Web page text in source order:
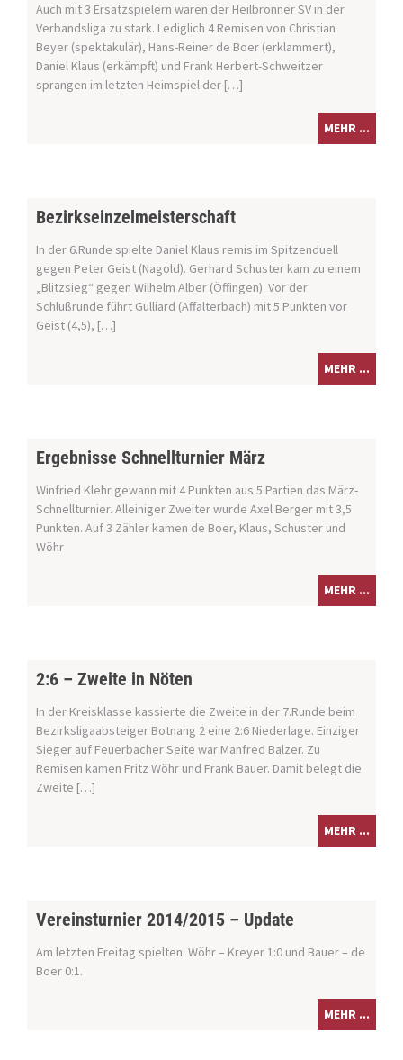
Auch mit 3 Ersatzspielern waren der Heilbronner SV in der
Verbandsliga zu stark. Lediglich 4 Remisen von Christian
Beyer (spektakulär), Hans-Reiner de Boer (erklammert),
Daniel Klaus (erkämpft) und Frank Herbert-Schweitzer
sprangen im letzten Heimspiel der […]
MEHR ...
Bezirkseinzelmeisterschaft
In der 6.Runde spielte Daniel Klaus remis im Spitzenduell
gegen Peter Geist (Nagold). Gerhard Schuster kam zu einem
„Blitzsieg“ gegen Wilhelm Alber (Öffingen). Vor der
Schlußrunde führt Gulliard (Affalterbach) mit 5 Punkten vor
Geist (4,5), […]
MEHR ...
Ergebnisse Schnellturnier März
Winfried Klehr gewann mit 4 Punkten aus 5 Partien das März-
Schnellturnier. Alleiniger Zweiter wurde Axel Berger mit 3,5
Punkten. Auf 3 Zähler kamen de Boer, Klaus, Schuster und
Wöhr
MEHR ...
2:6 – Zweite in Nöten
In der Kreisklasse kassierte die Zweite in der 7.Runde beim
Bezirksligaabsteiger Botnang 2 eine 2:6 Niederlage. Einziger
Sieger auf Feuerbacher Seite war Manfred Balzer. Zu
Remisen kamen Fritz Wöhr und Frank Bauer. Damit belegt die
Zweite […]
MEHR ...
Vereinsturnier 2014/2015 – Update
Am letzten Freitag spielten: Wöhr – Kreyer 1:0 und Bauer – de
Boer 0:1.
MEHR ...